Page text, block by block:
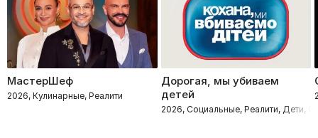
МастерШеф
2026, Кулинарные, Реалити
Дорогая, мы убиваем
детей
2026, Социальные, Реалити, Дети,